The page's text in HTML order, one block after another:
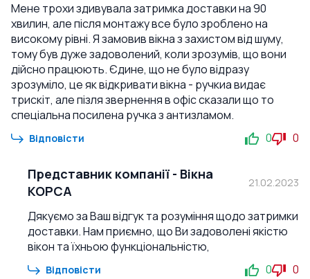
Мене трохи здивувала затримка доставки на 90
хвилин, але після монтажу все було зроблено на
високому рівні. Я замовив вікна з захистом від шуму,
тому був дуже задоволений, коли зрозумів, що вони
дійсно працюють. Єдине, що не було відразу
зрозуміло, це як відкривати вікна - ручкиа видає
трискіт, але пізля звернення в офіс сказали що то
спеціальна посилена ручка з антизламом.
Відповісти 0 0
Представник компанії - Вікна
КОРСА
21.02.2023
Дякуємо за Ваш відгук та розуміння щодо затримки
доставки. Нам приємно, що Ви задоволені якістю
вікон та їхньою функціональністю,
Відповісти 0 0